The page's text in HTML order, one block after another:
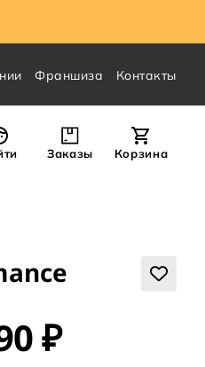
Франшиза Контакты
Заказы Корзина
₽